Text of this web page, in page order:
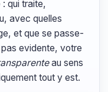
qui traite,
avec quelles
et que se passe-
evidente, votre
au sens
tout y est.